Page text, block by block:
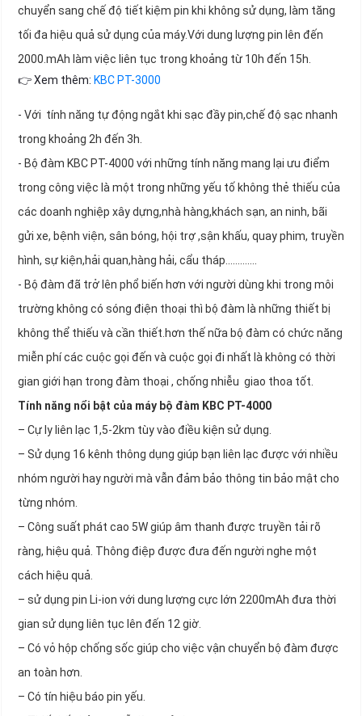
chuyển sang chế độ tiết kiệm pin khi không sử dụng, làm tăng
tối đa hiệu quả sử dụng của máy.Với dung lượng pin lên đến
2000.mAh làm việc liên tục trong khoảng từ 10h đến 15h.
👉 Xem thêm: KBC PT-3000
- Với tính năng tự động ngắt khi sạc đầy pin,chế độ sạc nhanh
trong khoảng 2h đến 3h.
- Bộ đàm KBC PT-4000 với những tính năng mang lại ưu điểm
trong công việc là một trong những yếu tố không thẻ thiếu của
các doanh nghiệp xây dựng,nhà hàng,khách sạn, an ninh, bãi
gửi xe, bệnh viện, sân bóng, hội trợ ,sận khấu, quay phim, truyền
hình, sự kiện,hải quan,hàng hải, cẩu tháp………….
- Bộ đàm đã trở lên phổ biến hơn với người dùng khi trong môi
trường không có sóng điện thoại thì bộ đàm là những thiết bị
không thể thiếu và cần thiết.hơn thế nữa bộ đàm có chức năng
miễn phí các cuộc gọi đến và cuộc gọi đi nhất là không có thời
gian giới hạn trong đàm thoại , chống nhiễu giao thoa tốt.
Tính năng nổi bật của máy bộ đàm KBC PT-4000
– Cự ly liên lạc 1,5-2km tùy vào điều kiện sử dụng.
– Sử dụng 16 kênh thông dụng giúp bạn liên lạc được với nhiều
nhóm người hay người mà vẫn đảm bảo thông tin bảo mật cho
từng nhóm.
– Công suất phát cao 5W giúp âm thanh được truyền tải rõ
ràng, hiệu quả. Thông điệp được đưa đến người nghe một
cách hiệu quả.
– sử dụng pin Li-ion với dung lượng cực lớn 2200mAh đưa thời
gian sử dụng liên tục lên đến 12 giờ.
– Có vỏ hộp chống sốc giúp cho việc vận chuyển bộ đàm được
an toàn hơn.
– Có tín hiệu báo pin yếu.